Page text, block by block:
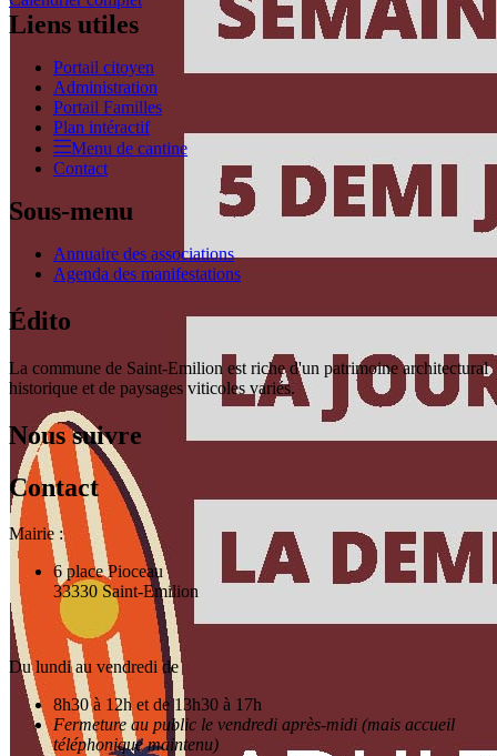
Liens utiles
Portail citoyen
Administration
Portail Familles
Plan intéractif
Menu de cantine
Contact
Sous-menu
Annuaire des associations
Agenda des manifestations
Édito
La commune de Saint-Emilion est riche d'un patrimoine architectural
historique et de paysages viticoles variés.
Nous suivre
Contact
Mairie :
6 place Pioceau
33330 Saint-Emilion
Du lundi au vendredi de
8h30 à 12h et de 13h30 à 17h
Fermeture au public le vendredi après-midi (mais accueil
téléphonique maintenu)